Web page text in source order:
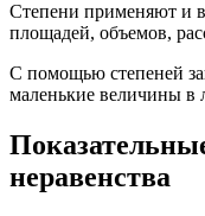
Степени применяют и
площадей, объемов,
С помощью степеней
маленькие величины в
неравенства